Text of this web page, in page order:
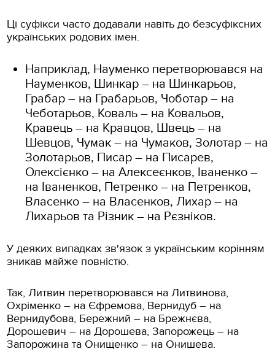
Ці суфікси часто додавали навіть до безсуфіксних
українських родових імен.
Наприклад, Науменко перетворювався на
Науменков, Шинкар – на Шинкарьов,
Грабар – на Грабарьов, Чоботар – на
Чеботарьов, Коваль – на Ковальов,
Кравець – на Кравцов, Швець – на
Шевцов, Чумак – на Чумаков, Золотар – на
Золотарьов, Писар – на Писарев,
Олексієнко – на Алексеєнков, Іваненко –
на Іваненков, Петренко – на Петренков,
Власенко – на Власенков, Лихар – на
Лихарьов та Різник – на Рєзніков.
У деяких випадках зв'язок з українським корінням
зникав майже повністю.
Так, Литвин перетворювався на Литвинова,
Охріменко – на Єфремова, Вернидуб – на
Вернидубова, Бережний – на Брежнєва,
Дорошевич – на Дорошева, Запорожець – на
Запорожина та Онищенко – на Онишева.